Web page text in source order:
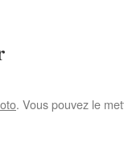
. Vous pouvez le